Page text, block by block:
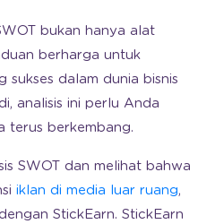
bukan hanya alat
berharga untuk
sukses dalam dunia bisnis
analisis ini perlu Anda
terus berkembang.
SWOT dan melihat bahwa
iklan di media luar ruang,
StickEarn. StickEarn